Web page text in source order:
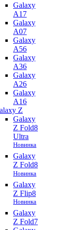
Galaxy
A17
Galaxy
A07
Galaxy
A56
Galaxy
A36
Galaxy
A26
Galaxy
A16
Z
Galaxy
Z Fold8
Ultra
Новинка
Galaxy
Z Fold8
Новинка
Galaxy
Z Flip8
Новинка
Galaxy
Z Fold7